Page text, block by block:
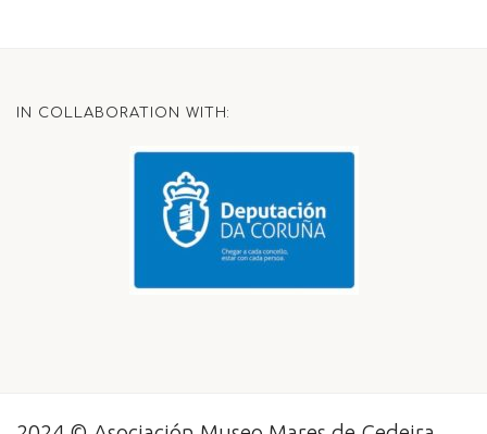
IN COLLABORATION WITH: